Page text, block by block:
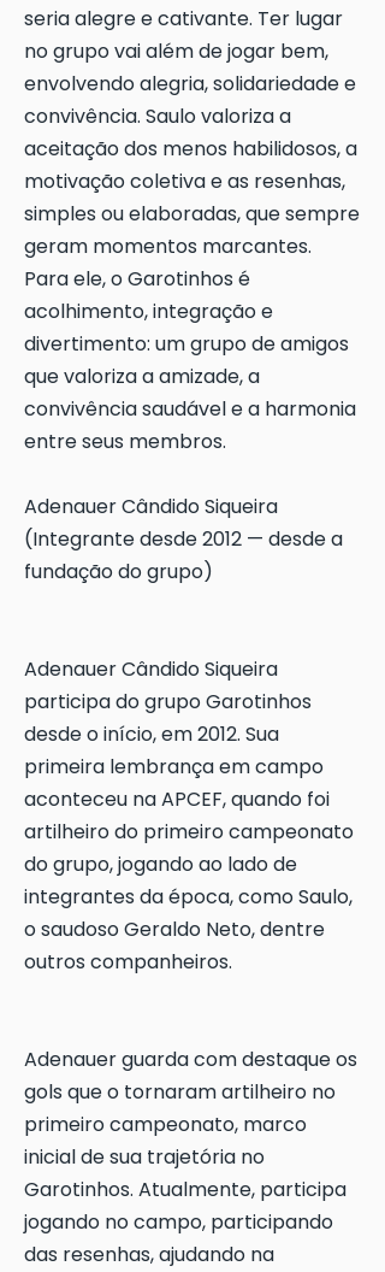
seria alegre e cativante. Ter lugar
no grupo vai além de jogar bem,
envolvendo alegria, solidariedade e
convivência. Saulo valoriza a
aceitação dos menos habilidosos, a
motivação coletiva e as resenhas,
simples ou elaboradas, que sempre
geram momentos marcantes.
Para ele, o Garotinhos é
acolhimento, integração e
divertimento: um grupo de amigos
que valoriza a amizade, a
convivência saudável e a harmonia
entre seus membros.
Adenauer Cândido Siqueira
(Integrante desde 2012 — desde a
fundação do grupo)
Adenauer Cândido Siqueira
participa do grupo Garotinhos
desde o início, em 2012. Sua
primeira lembrança em campo
aconteceu na APCEF, quando foi
artilheiro do primeiro campeonato
do grupo, jogando ao lado de
integrantes da época, como Saulo,
o saudoso Geraldo Neto, dentre
outros companheiros.
Adenauer guarda com destaque os
gols que o tornaram artilheiro no
primeiro campeonato, marco
inicial de sua trajetória no
Garotinhos. Atualmente, participa
jogando no campo, participando
das resenhas, ajudando na